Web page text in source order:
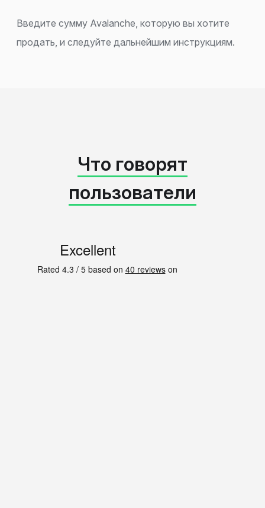
Введите сумму Avalanche, которую вы хотите
продать, и следуйте дальнейшим инструкциям.
Что говорят
пользователи